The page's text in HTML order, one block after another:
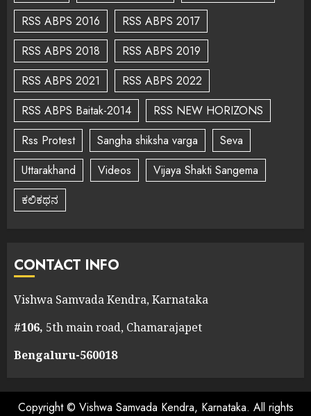
RSS ABPS 2016
RSS ABPS 2017
RSS ABPS 2018
RSS ABPS 2019
RSS ABPS 2021
RSS ABPS 2022
RSS ABPS Baitak-2014
RSS NEW HORIZONS
Rss Protest
Sangha shiksha varga
Seva
Uttarakhand
Videos
Vijaya Shakti Sangema
ಕಲಿಕಥನ
CONTACT INFO
Vishwa Samvada Kendra, Karnataka
#106, 5th main road, Chamarajapet
Bengaluru-560018
Copyright © Vishwa Samvada Kendra, Karnataka. All rights